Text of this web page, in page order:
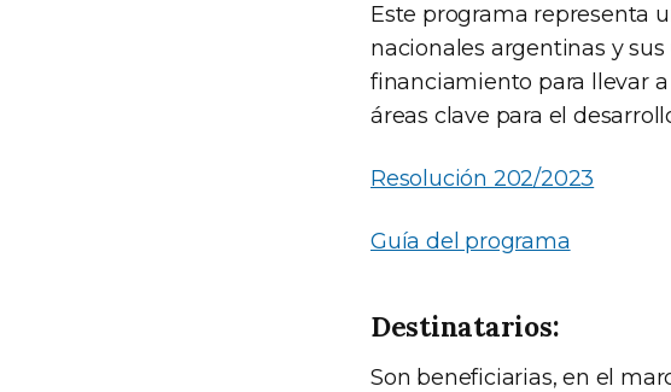
Este programa representa
nacionales argentinas y
financiamiento para llevar
áreas clave para el
Resolución 202/2023
Guía del programa
Destinatarios:
Son beneficiarias, en el